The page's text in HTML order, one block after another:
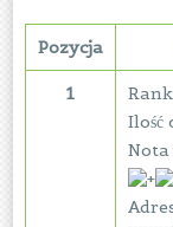
Pozycja
1
Ilość
Nota